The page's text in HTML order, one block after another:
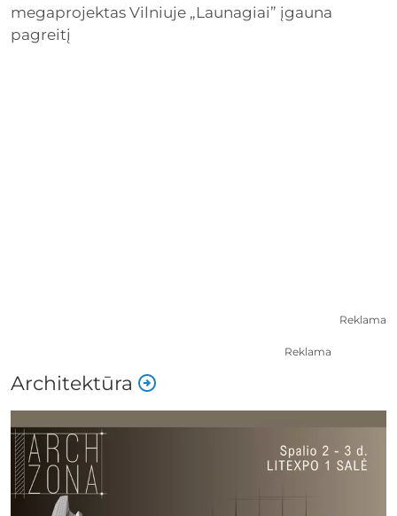
megaprojektas Vilniuje „Launagiai” įgauna
pagreitį
Reklama
Architektūra
Reklama